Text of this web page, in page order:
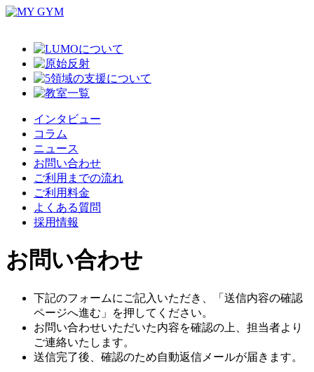
インタビュー
コラム
ニュース
お問い合わせ
ご利用までの流れ
ご利用料金
よくある質問
採用情報
お問い合わせ
下記のフォームにご記入いただき、「送信内容の確認
ページへ進む」を押してください。
お問い合わせいただいた内容を確認の上、担当者より
ご連絡いたします。
送信完了後、確認のため自動返信メールが届きます。